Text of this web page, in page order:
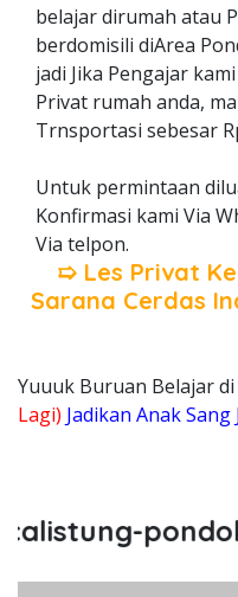
belajar dirumah atau
berdomisili diArea
jadi Jika Pengajar
Privat rumah anda,
Trnsportasi sebesar
Untuk permintaan
Konfirmasi kami Via
Via telpon.
➯ Les Privat
Sarana Cerdas
Yuuuk Buruan Belajar
Lagi) Jadikan Anak Sang
pondok-